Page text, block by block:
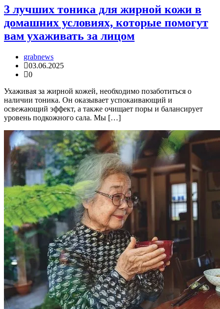
3 лучших тоника для жирной кожи в
домашних условиях, которые помогут
вам ухаживать за лицом
grabnews
03.06.2025
0
Ухаживая за жирной кожей, необходимо позаботиться о
наличии тоника. Он оказывает успокаивающий и
освежающий эффект, а также очищает поры и балансирует
уровень подкожного сала. Мы […]